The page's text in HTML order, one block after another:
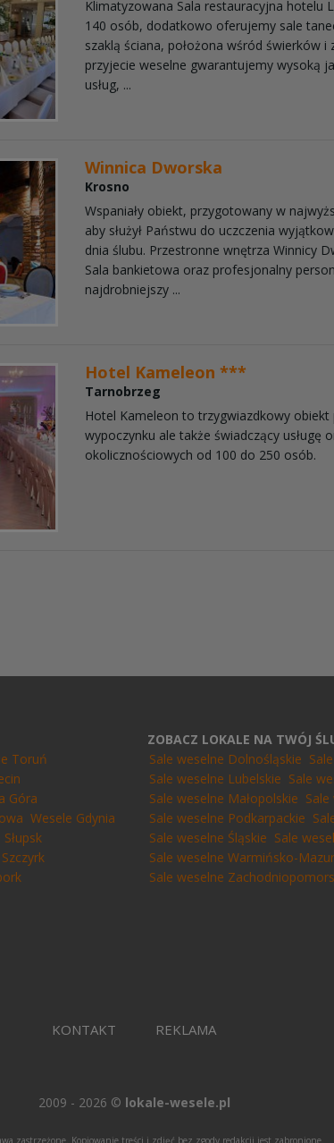
Klimatyzowana Sala restauracyjna hotelu
140 osób, dodatkowo oferujemy sale
szaklą ściana, położona wśród świerków i
przyjecie weselne gwarantujemy wysoką
usług, ...
Winnica Dworska
Krosno
Wspaniały obiekt, przygotowany w
aby służył Państwu do uczczenia
dnia ślubu. Przestronne wnętrza Winnicy
Sala bankietowa oraz profesjonalny
najdrobniejszy ...
Hotel Kameleon ***
Tarnobrzeg
Hotel Kameleon to trzygwiazdkowy obiekt
wypoczynku ale także świadczący usługę
okolicznościowych od 100 do 250 osób.
Toruń
Góra
Wesele Gdynia
ZOBACZ LOKALE NA TWÓJ
Sale weselne Dolnośląskie
Sale weselne Lubelskie Sale
Sale weselne Małopolskie
Sale weselne Podkarpackie
Sale weselne Śląskie Sale
Sale weselne Warmińsko-
Sale weselne
KONTAKT REKLAMA
2009 - 2026 © lokale-wesele.pl
zastrzeżone. Kopiowanie treści i zdjęć bez zgody redakcji jest zabronione.